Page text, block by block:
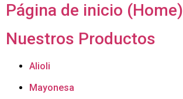
Página de inicio (Home)
Nuestros Productos
Alioli
Mayonesa